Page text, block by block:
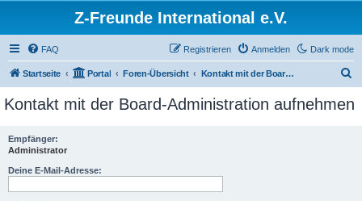
Z-Freunde International e.V.
Dark mode
FAQ Anmelden
Registrieren
Startseite Portal Foren-Übersicht Kontakt mit der Board-Administration aufnehmen
c
Kontakt mit der Board-Administration aufnehmen
Empfänger:
Administrator
Deine E-Mail-Adresse: